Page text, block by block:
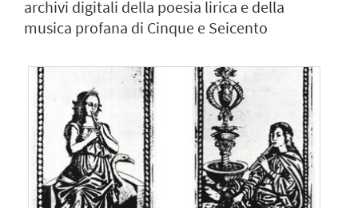
archivi digitali della poesia lirica e della
musica profana di Cinque e Seicento